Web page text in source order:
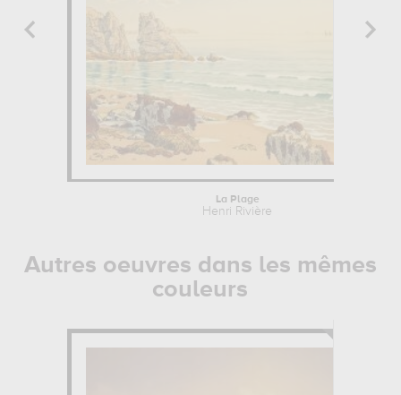
La Plage
Henri Rivière
Autres oeuvres dans les mêmes
couleurs